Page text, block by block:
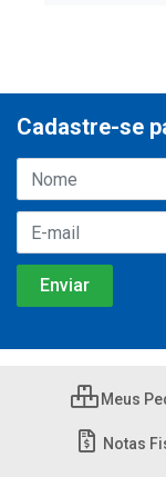
Cadastre-se
Meus
Notas